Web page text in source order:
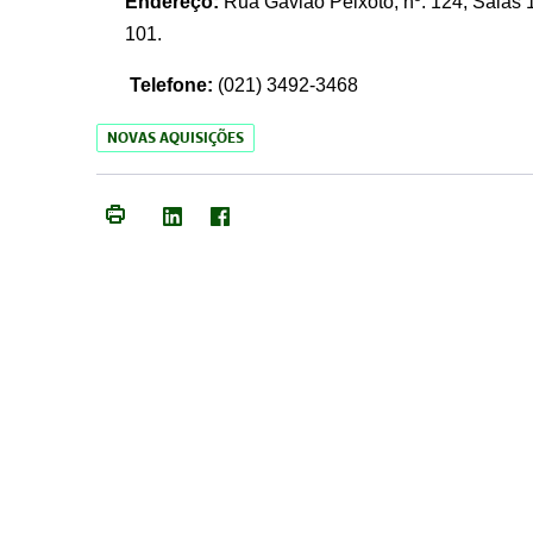
101.
Telefone: (021) 3492-3468
NOVAS AQUISIÇÕES